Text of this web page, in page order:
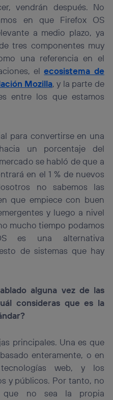
vendrán después. No
en que Firefox OS
a medio plazo, ya
tres componentes muy
una referencia en el
elecosistema de
Mozilla, y la parte de
entre los que estamos
para convertirse en una
un porcentaje del
se habló de que a
en el 1 % de nuevos
no sabemos las
que empiece con buen
y luego a nivel
mucho tiempo podamos
es una alternativa
de sistemas que hay
alguna vez de las
consideras que es la
principales. Una es que
enteramente, o en
web, y los
y públicos. Por tanto, no
que no sea la propia